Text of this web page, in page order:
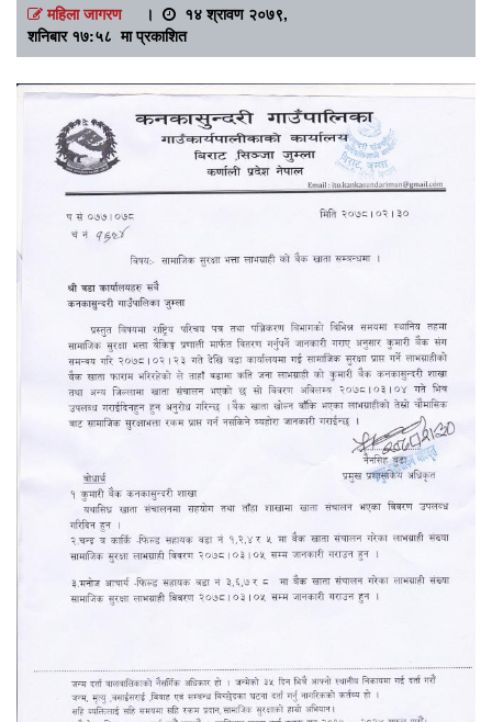
महिला जागरण।
१४ श्रावण २०७९,
शनिबार १७:५८ मा प्रकाशित